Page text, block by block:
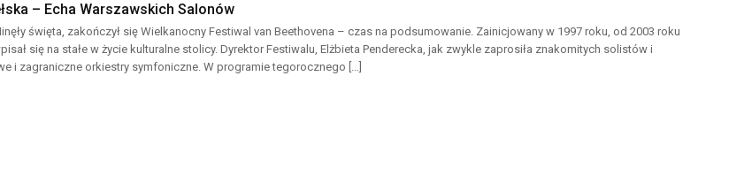
– Echa Warszawskich Salonów
święta, zakończył się Wielkanocny Festiwal van Beethovena – czas na podsumowanie. Zainicjowany w 1997 roku, od 2003 roku
się na stałe w życie kulturalne stolicy. Dyrektor Festiwalu, Elżbieta Penderecka, jak zwykle zaprosiła znakomitych solistów i
i zagraniczne orkiestry symfoniczne. W programie tegorocznego […]